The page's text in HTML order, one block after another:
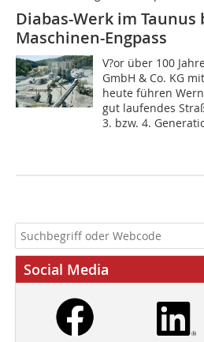
Diabas-Werk im
Maschinen-Engpass
V?or über 100
GmbH & Co. KG
heute führen
gut laufendes
3. bzw. 4.
Social Media